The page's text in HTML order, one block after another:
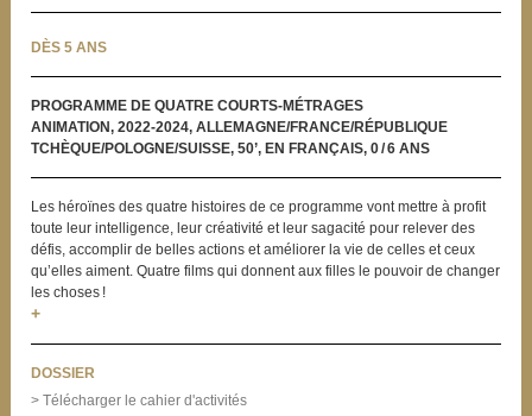
DÈS 5 ANS
PROGRAMME DE QUATRE COURTS-MÉTRAGES
ANIMATION, 2022-2024, ALLEMAGNE/FRANCE/RÉPUBLIQUE
TCHÈQUE/POLOGNE/SUISSE, 50’, EN FRANÇAIS, 0 / 6 ANS
Les héroïnes des quatre histoires de ce programme vont mettre à profit
toute leur intelligence, leur créativité et leur sagacité pour relever des
défis, accomplir de belles actions et améliorer la vie de celles et ceux
qu’elles aiment. Quatre films qui donnent aux filles le pouvoir de changer
les choses !
+
DOSSIER
> Télécharger le cahier d'activités